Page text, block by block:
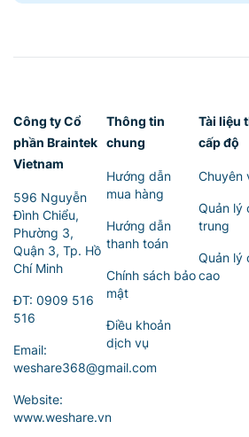
Công ty Cổ
phần Braintek
Vietnam
596 Nguyễn
Đình Chiểu,
Phường 3,
Quận 3, Tp. Hồ
Chí Minh
ĐT: 0909 516
516
Email:
weshare368@gmail.com
Website:
www.weshare.vn
Thông tin
chung
Hướng dẫn
mua hàng
Hướng dẫn
thanh toán
Chính sách bảo
mật
Điều khoản
dịch vụ
Tài liệu
cấp độ
Chuyên
Quản lý
trung
Quản lý
cao